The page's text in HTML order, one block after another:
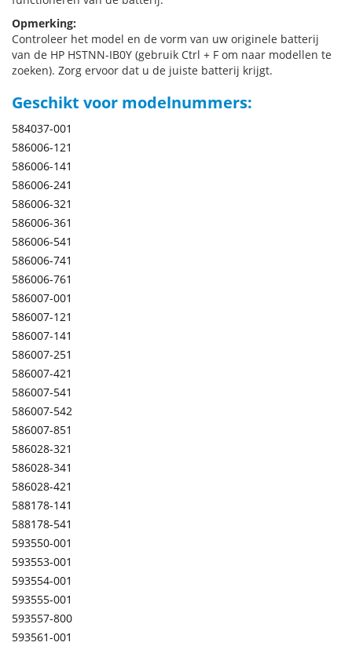
Opmerking:
Controleer het model en de vorm van uw originele batterij
van de HP HSTNN-IB0Y (gebruik Ctrl + F om naar modellen te
zoeken). Zorg ervoor dat u de juiste batterij krijgt.
Geschikt voor modelnummers:
584037-001
586006-121
586006-141
586006-241
586006-321
586006-361
586006-541
586006-741
586006-761
586007-001
586007-121
586007-141
586007-251
586007-421
586007-541
586007-542
586007-851
586028-321
586028-341
586028-421
588178-141
588178-541
593550-001
593553-001
593554-001
593555-001
593557-800
593561-001